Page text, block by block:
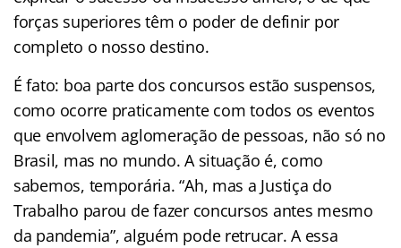
forças superiores têm o poder de definir por
completo o nosso destino.
É fato: boa parte dos concursos estão suspensos,
como ocorre praticamente com todos os eventos
que envolvem aglomeração de pessoas, não só no
Brasil, mas no mundo. A situação é, como
sabemos, temporária. “Ah, mas a Justiça do
Trabalho parou de fazer concursos antes mesmo
da pandemia”, alguém pode retrucar. A essa